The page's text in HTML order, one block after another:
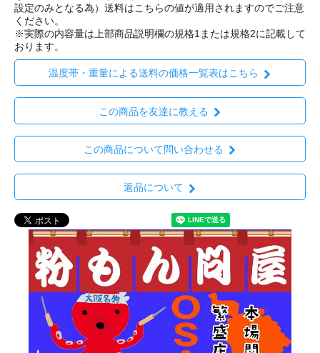
設定のみとなる為）送料はこちらの値が適用されますのでご注意
ください。
※実際の内容量は上部商品説明欄の規格1または規格2に記載して
おります。
温度帯・重量による送料の価格一覧表はこちら
この商品を友達に教える
この商品について問い合わせる
返品について